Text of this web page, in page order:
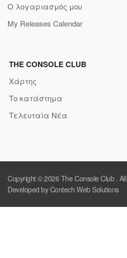
Ο λογαριασμός μου
My Releases Calendar
THE CONSOLE CLUB
Χάρτης
Το κατάστημα
Τελευταία Νέα
Copyright © 2026 The Console Club.
Developed by Contech Web Solutions